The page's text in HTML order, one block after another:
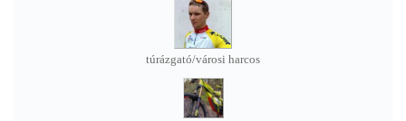
túrázgató/városi harcos